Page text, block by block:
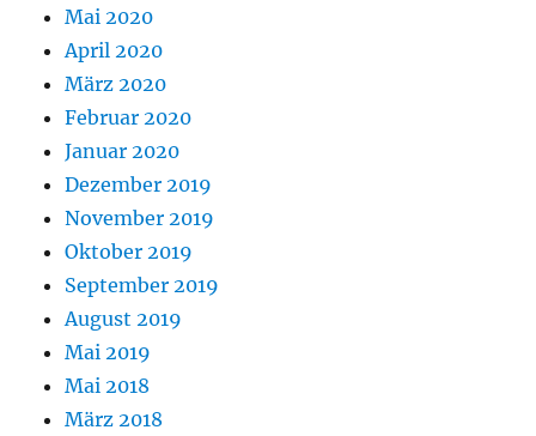
Mai 2020
April 2020
März 2020
Februar 2020
Januar 2020
Dezember 2019
November 2019
Oktober 2019
September 2019
August 2019
Mai 2019
Mai 2018
März 2018